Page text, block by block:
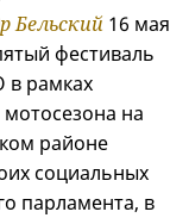
Бельский16 мая
фестиваль
в рамках
на
районе
социальных
парламента, в